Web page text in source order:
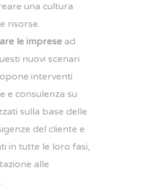
una cultura
risorse.
le impresead
nuovi scenari
interventi
e consulenza su
sulla base delle
del cliente e
in tutte le loro fasi,
alle